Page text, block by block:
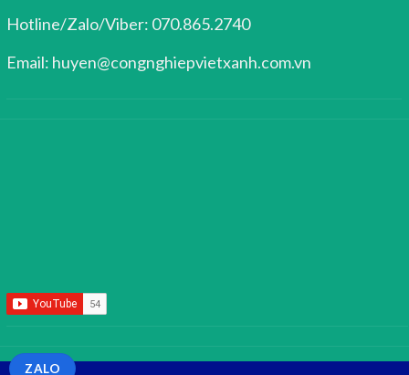
Hotline/Zalo/Viber: 070.865.2740
Email: huyen@congnghiepvietxanh.com.vn
ZALO